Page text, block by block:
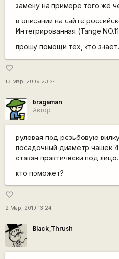
замену на примере того же
в описании на сайте
Интегрированная (Tange
прошу помощи тех, кто знает.
favorite_border
13 Мар, 2009 23:24
bragaman
Автор
рулевая под резьбовую вилку
посадочный диаметр чашек
стакан практически под
кто поможет?
favorite_border
2 Мар, 2010 13:24
Black_Thrush